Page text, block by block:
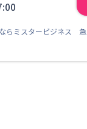
らミスタービジネス